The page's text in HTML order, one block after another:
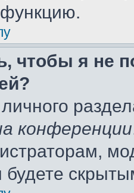
чтобы я не
личного
конференции